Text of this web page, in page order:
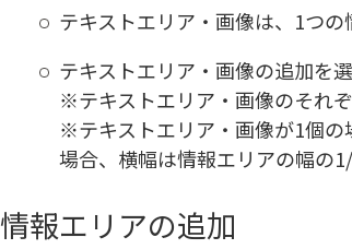
テキストエリア・画像は、1つの
テキストエリア・画像の追加を
※テキストエリア・画像のそれ
※テキストエリア・画像が1個の
場合、横幅は情報エリアの幅の
情報エリアの追加